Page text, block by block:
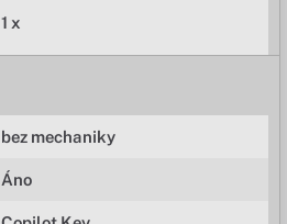
1 x
bez mechaniky
Áno